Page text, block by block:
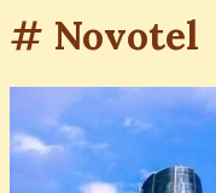
# Novotel